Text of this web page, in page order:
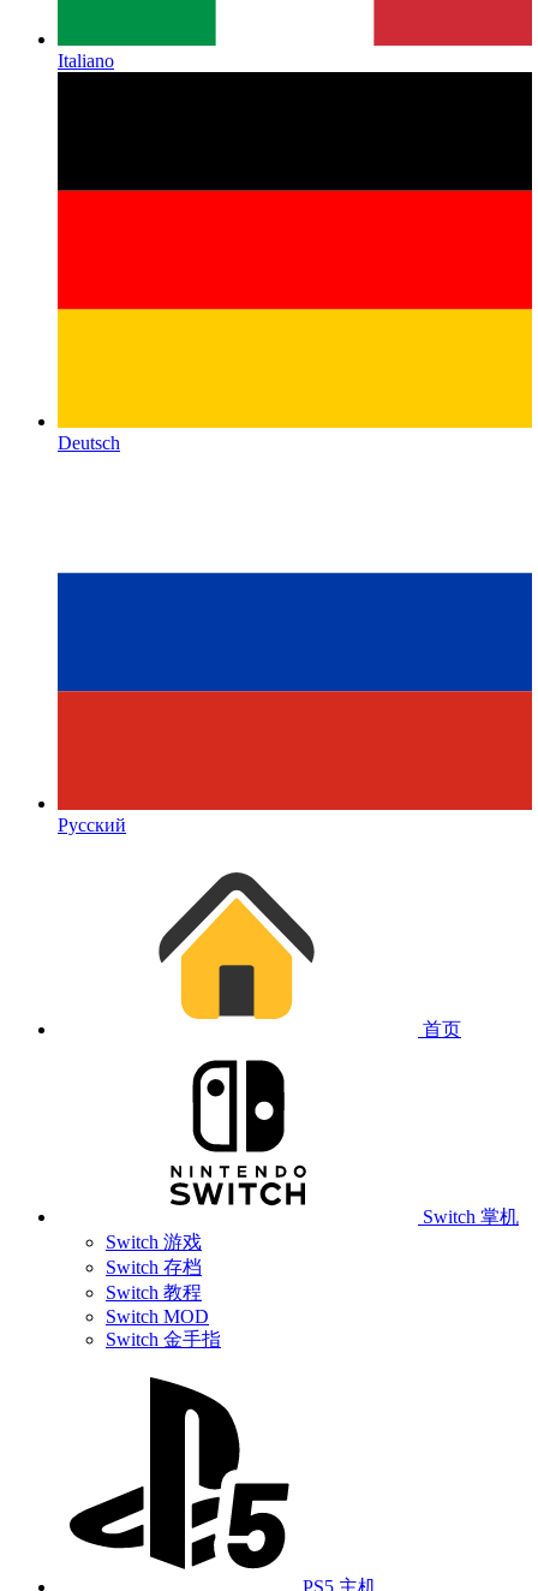
Italiano
Deutsch
Русский
首页
Switch 掌机
Switch 游戏
Switch 存档
Switch 教程
Switch MOD
Switch 金手指